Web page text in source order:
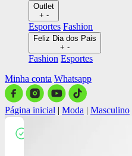
Outlet
+ -
Esportes Fashion
Feliz Dia dos Pais
+ -
Fashion Esportes
Minha conta Whatsapp
Página inicial | Moda | Masculino